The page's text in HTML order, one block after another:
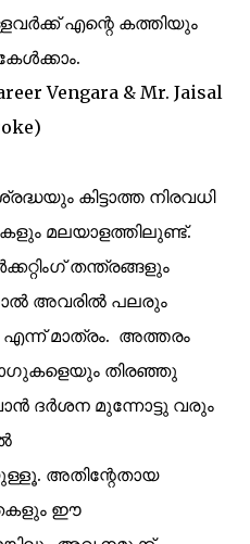
എന്റെ കത്തിയും
Vengara & Mr. Jaisal
കിട്ടാത്ത നിരവധി
മലയാളത്തിലുണ്ട്.
തന്ത്രങ്ങളും
അവരില്‍ പലരും
മാത്രം. അത്തരം
തിരഞ്ഞു
ദര്‍ശന മുന്നോട്ടു വരും
അതിന്റേതായ
ഈ